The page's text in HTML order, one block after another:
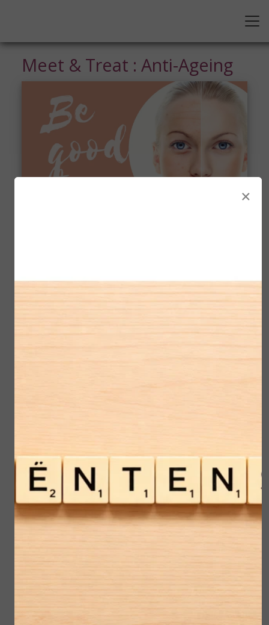
Meet & Treat : Anti-Ageing
voor uw huid
Uiteraard omvat dit de salonbehandelingen,
maar ook de producten voor thuisgebruik.
Zo kunt u elke dag werken aan uw
huidverbetering.
passende behandling.
Duur van deze behandeling : 60 minuten
×